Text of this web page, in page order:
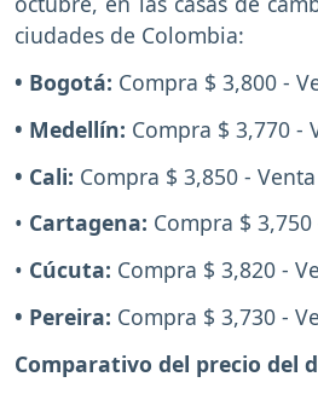
ciudades de Colombia:
• Bogotá: Compra $ 3,800 -
• Medellín: Compra $ 3,770 -
• Cali: Compra $ 3,850 -
• Cartagena: Compra $
• Cúcuta: Compra $ 3,820 -
• Pereira: Compra $ 3,730 -
Comparativo del precio del